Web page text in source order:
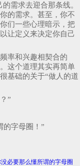
需求去迎合那条线。
的需求。甚至，你不
们一些心理暗示，把
让定义来决定你自己
率和兴趣相契合的
这个道理其实再简单
基础的关于“做人的道
”
的字母圈！”
必要那么懂所谓的字母圈